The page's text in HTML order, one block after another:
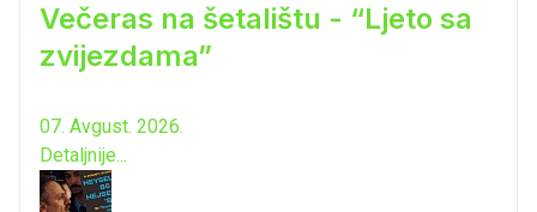
Večeras na šetalištu - “Ljeto sa
zvijezdama”
07. Avgust. 2026.
Detaljnije...